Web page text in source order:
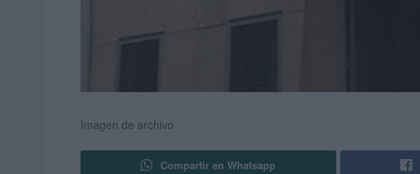
Imagen de archivo
Compartir en Whatsapp